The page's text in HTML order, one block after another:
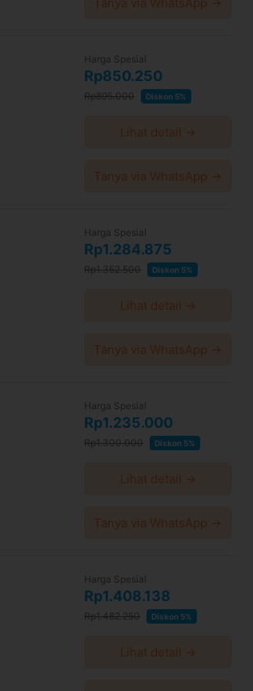
Tanya via WhatsApp →
Harga Spesial
Rp850.250
Rp895.000 Diskon 5%
Lihat detail →
Tanya via WhatsApp →
Harga Spesial
Rp1.284.875
Rp1.352.500 Diskon 5%
Lihat detail →
Tanya via WhatsApp →
Harga Spesial
Rp1.235.000
Rp1.300.000 Diskon 5%
Lihat detail →
Tanya via WhatsApp →
Harga Spesial
Rp1.408.138
Rp1.482.250 Diskon 5%
Lihat detail →